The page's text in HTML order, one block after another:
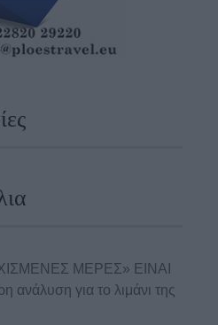
ΜΕΡΕΣ» ΕΙΝΑΙ
για το λιμάνι της